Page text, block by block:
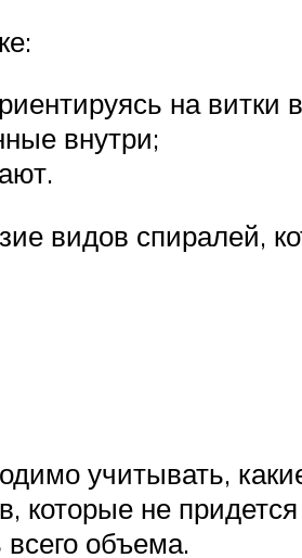
на витки
внутри;
видов спиралей,
учитывать,
которые не
объема.